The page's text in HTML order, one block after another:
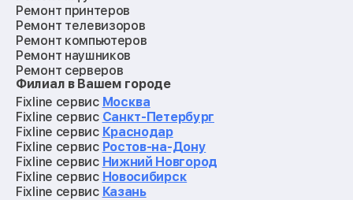
Ремонт принтеров
Ремонт телевизоров
Ремонт компьютеров
Ремонт наушников
Ремонт серверов
Ремонт мониторов
Ремонт квадрокоптеров
Ремонт электросамокатов
Ремонт материнских плат
Ремонт видеокарт
Ремонт кофемашин
Ремонт vr систем
Ремонт игровых приставок
Филиал в Вашем городе
Fixline сервис Москва
Fixline сервис Санкт-Петербург
Fixline сервис Краснодар
Fixline сервис Ростов-на-Дону
Fixline сервис Нижний Новгород
Fixline сервис Новосибирск
Fixline сервис Казань